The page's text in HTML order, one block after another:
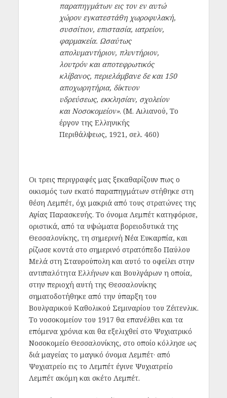
παραπηγμάτων εις τον εν αυτώ
χώρον εγκατεστάθη χωροφυλακή,
συσσίτιον, επιστασία, ιατρείον,
φαρμακεία. Ωσαύτως
απολυμαντήριον, πλυντήριον,
λουτρόν και αποτεφρωτικός
κλίβανος, περιελάμβανε δε και 150
αποχωρητήρια, δίκτυον
υδρεύσεως, εκκλησίαν, σχολείον
και Νοσοκομείον». (Μ. Αιλιανού, Το
έργον της Ελληνικής
Περιθάλψεως, 1921, σελ. 460)
Οι τρεις περιγραφές μας ξεκαθαρίζουν πως ο
οικισμός των εκατό παραπηγμάτων στήθηκε στη
θέση Λεμπέτ, όχι μακριά από τους στρατώνες της
Αγίας Παρασκευής. Το όνομα Λεμπέτ κατηφόρισε,
οριστικά, από τα υψώματα βορειοδυτικά της
Θεσσαλονίκης, τη σημερινή Νέα Ευκαρπία, και
ρίζωσε κοντά στο σημερινό στρατόπεδο Παύλου
Μελά στη Σταυρούπολη και αυτό το οφείλει στην
αντιπαλότητα Ελλήνων και Βουλγάρων η οποία,
στην περιοχή αυτή της Θεσσαλονίκης
σηματοδοτήθηκε από την ύπαρξη του
Βουλγαρικού Καθολικού Σεμιναρίου του Ζέιτενλικ.
Το νοσοκομείον του 1917 θα επανέλθει και τα
επόμενα χρόνια και θα εξελιχθεί στο Ψυχιατρικό
Νοσοκομείο Θεσσαλονίκης, στο οποίο κόλλησε ως
διά μαγείας το μαγικό όνομα Λεμπέτ· από
Ψυχιατρείο εις το Λεμπέτ έγινε Ψυχιατρείο
Λεμπέτ ακόμη και σκέτο Λεμπέτ.